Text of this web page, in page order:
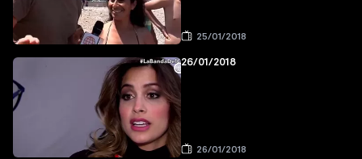
25/01/2018
26/01/2018
26/01/2018